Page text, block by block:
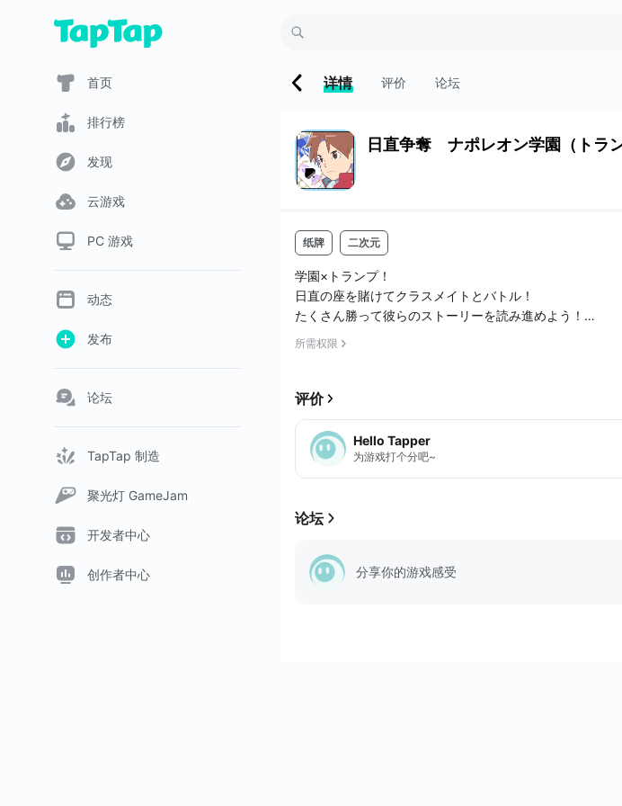
首页
排行榜
发现
云游戏
PC 游戏
动态
发布
论坛
TapTap 制造
聚光灯 GameJam
开发者中心
创作者中心
详情 评价 论坛
日直争奪 ナポレオン学園（トラン
纸牌 二次元
学園×トランプ！
日直の座を賭けてクラスメイトとバトル！
たくさん勝って彼らのストーリーを読み進めよう！
◆ゲームストーリー紹介◆
H市にある私立中学校ナポレオン学園で日々、帝王学を学
日直という名の支配者になれる』さらにおかしな伝統があ
◆トランプ・ナポレオンとは？◆
ナ...
所需权限
评价
Hello Tapper
为游戏打个分吧~
论坛
分享你的游戏感受